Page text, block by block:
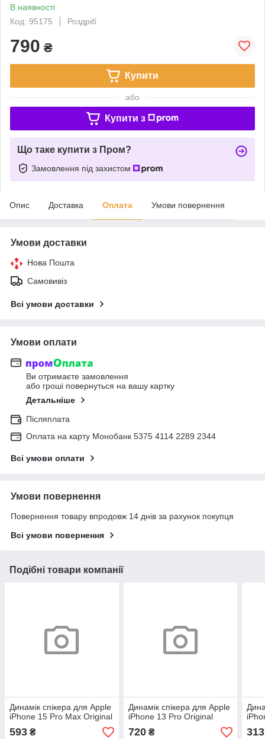
В наявності
Код: 95175
Роздріб
790 ₴
Купити
або
Купити з
Що таке купити з Пром?
Замовлення під захистом
Опис Доставка Оплата Умови повернення
Умови доставки
Нова Пошта
Самовивіз
Всі умови доставки
Умови оплати
Ви отримаєте замовлення
або гроші повернуться на вашу картку
Детальніше
Післяплата
Оплата на карту Монобанк 5375 4114 2289 2344
Всі умови оплати
Умови повернення
Повернення товару впродовж 14 днів за рахунок покупця
Всі умови повернення
Подібні товари компанії
Динамік спікера для Apple
iPhone 15 Pro Max Original
593 ₴
Динамік спікера для Apple
iPhone 13 Pro Original
720₴ 313